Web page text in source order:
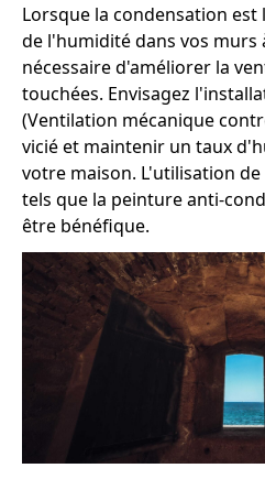
Lorsque la condensation
de l'humidité dans vos murs
nécessaire d'améliorer la
touchées. Envisagez
(Ventilation mécanique
vicié et maintenir un taux
votre maison. L'utilisation
tels que la peinture anti-
être bénéfique.